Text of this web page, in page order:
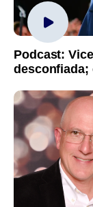
Podcast:
desconfiada;